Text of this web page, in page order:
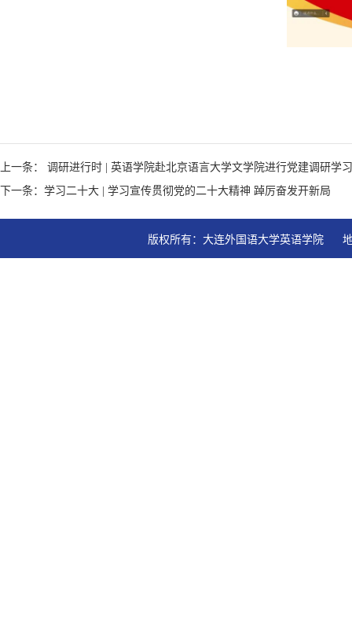
上一条： 调研进行时 | 英语学院赴北京语言大学文学院进行党建调研学习
下一条：学习二十大 | 学习宣传贯彻党的二十大精神 踔厉奋发开新局
版权所有：大连外国语大学英语学院